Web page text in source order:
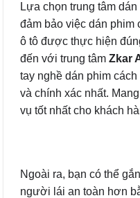
Lựa chọn trung tâm
đảm bảo việc dán phim
ô tô được thực hiện
đến với trung tâm Zkar
tay nghề dán phim
và chính xác nhất.
vụ tốt nhất cho khách
Ngoài ra, bạn có thể
người lái an toàn hơn